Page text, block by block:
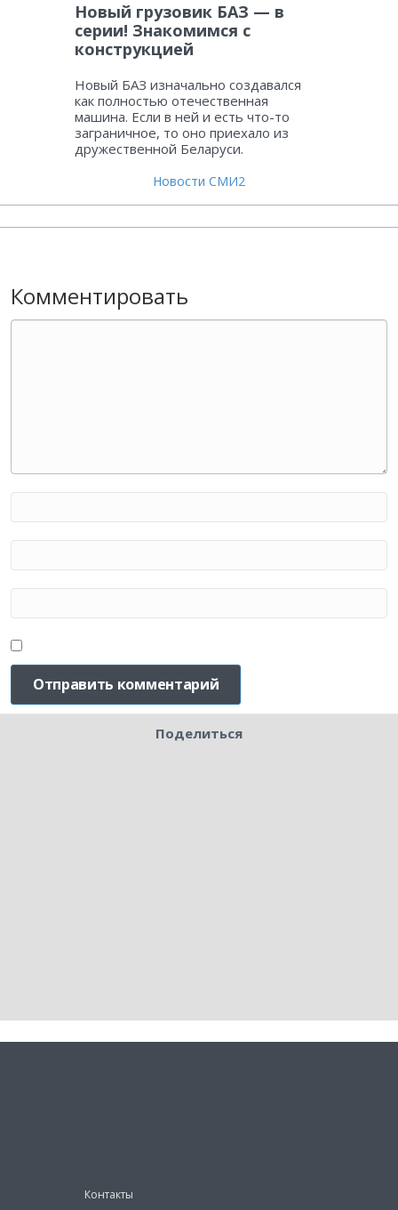
Новый грузовик БАЗ — в
серии! Знакомимся с
конструкцией
Новый БАЗ изначально создавался
как полностью отечественная
машина. Если в ней и есть что-то
заграничное, то оно приехало из
дружественной Беларуси.
Новости СМИ2
Комментировать
Поделиться
Контакты